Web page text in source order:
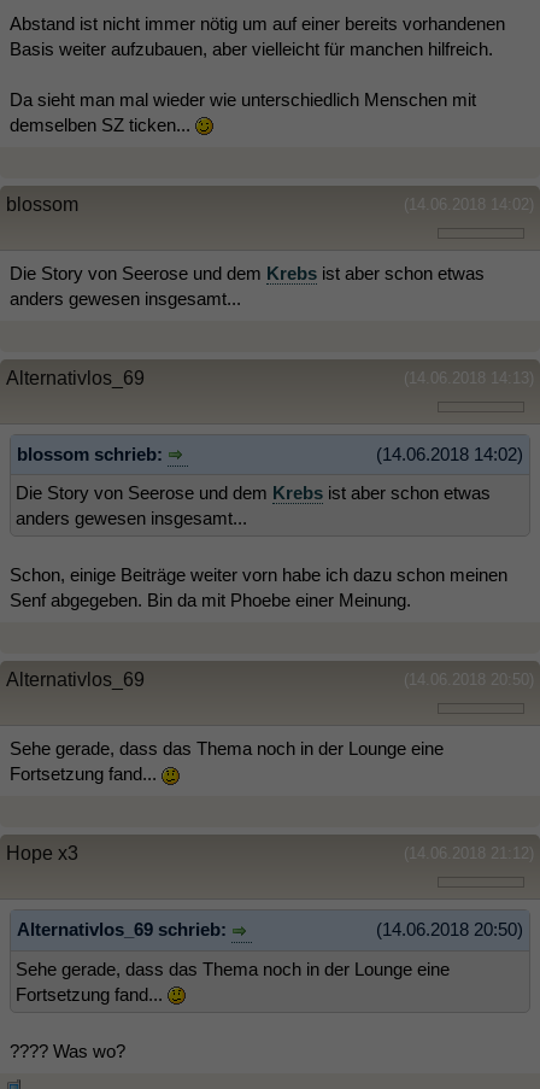
Abstand ist nicht immer nötig um auf einer bereits vorhandenen
Basis weiter aufzubauen, aber vielleicht für manchen hilfreich.
Da sieht man mal wieder wie unterschiedlich Menschen mit
demselben SZ ticken...
(14.06.2018 14:02)
blossom
Die Story von Seerose und dem Krebs ist aber schon etwas
anders gewesen insgesamt...
(14.06.2018 14:13)
Alternativlos_69
(14.06.2018 14:02)
blossom schrieb:
Die Story von Seerose und dem Krebs ist aber schon etwas
anders gewesen insgesamt...
Schon, einige Beiträge weiter vorn habe ich dazu schon meinen
Senf abgegeben. Bin da mit Phoebe einer Meinung.
(14.06.2018 20:50)
Alternativlos_69
Sehe gerade, dass das Thema noch in der Lounge eine
Fortsetzung fand...
(14.06.2018 21:12)
Hope x3
(14.06.2018 20:50)
Alternativlos_69 schrieb:
Sehe gerade, dass das Thema noch in der Lounge eine
Fortsetzung fand...
???? Was wo?